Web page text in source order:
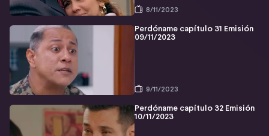
8/11/2023
Perdóname capítulo 31 Emisión
09/11/2023
9/11/2023
Perdóname capítulo 32 Emisión
10/11/2023